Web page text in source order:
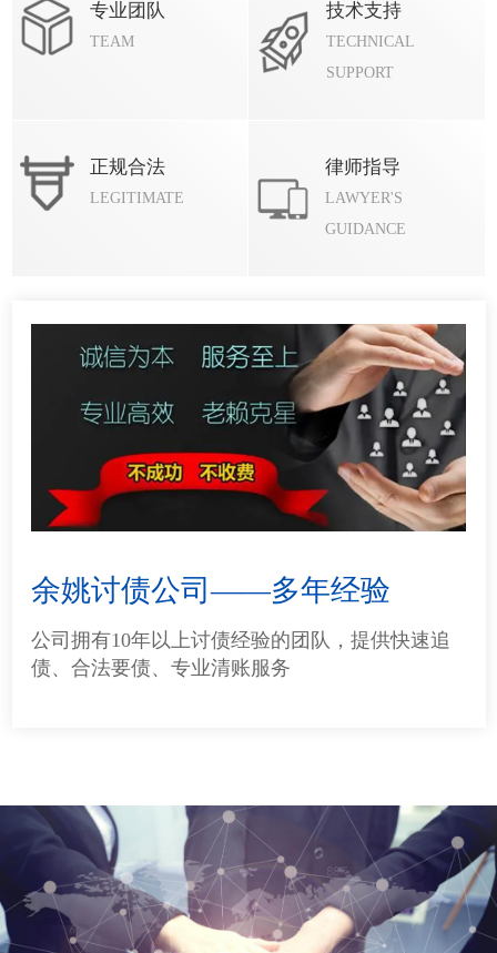
专业团队
TEAM
技术支持
TECHNICAL
SUPPORT
正规合法
LEGITIMATE
律师指导
LAWYER'S
GUIDANCE
余姚讨债公司——多年经验
公司拥有10年以上讨债经验的团队，提供快速追
债、合法要债、专业清账服务